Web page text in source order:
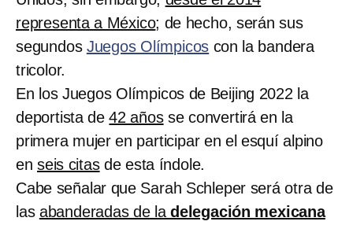
representa a México; de hecho, serán sus
segundos Juegos Olímpicos con la bandera
tricolor.
En los Juegos Olímpicos de Beijing 2022 la
deportista de42 añosse convertirá en la
primera mujer en participar en el esquí alpino
en seis citasde esta índole.
Cabe señalar que Sarah Schleper será otra de
las abanderadas de ladelegación mexicana